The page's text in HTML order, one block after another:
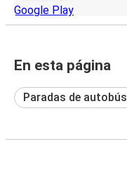
En esta página
Paradas de autobús